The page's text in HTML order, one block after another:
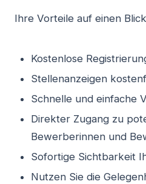
Ihre Vorteile auf einen
Kostenlose
Stellenanzeigen
Schnelle und einfache
Direkter Zugang zu
Bewerberinnen und
Sofortige Sichtbarkeit
Nutzen Sie die